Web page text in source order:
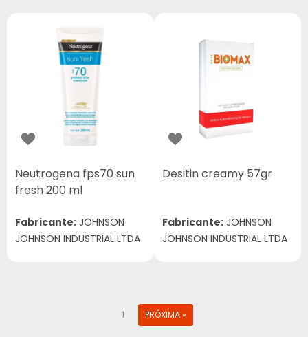
Neutrogena fps70 sun
fresh 200 ml
Fabricante: JOHNSON
JOHNSON INDUSTRIAL LTDA
Desitin creamy 57gr
Fabricante: JOHNSON
JOHNSON INDUSTRIAL LTDA
1 PRÓXIMA »